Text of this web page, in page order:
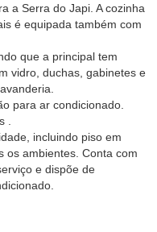
a Serra do Japi. A cozinha
é equipada também com
que a principal tem
vidro, duchas, gabinetes e
para ar condicionado.
incluindo piso em
os ambientes. Conta com
e dispõe de